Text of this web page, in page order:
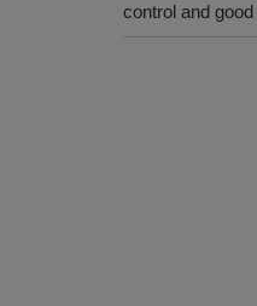
control and